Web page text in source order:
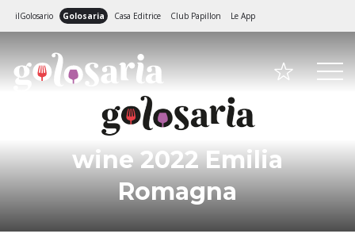
ilGolosario Golosaria Casa Editrice Club Papillon Le App
wine 2022 Emilia
Romagna